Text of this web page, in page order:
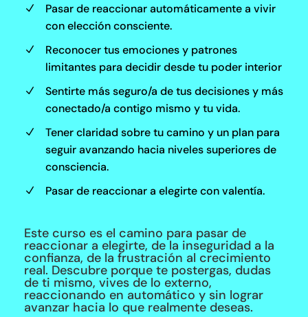
N
Pasar de reaccionar automáticamente a vivir
con elección consciente.
N
Reconocer tus emociones y patrones
limitantes para decidir desde tu poder interior
N
Sentirte más seguro/a de tus decisiones y más
conectado/a contigo mismo y tu vida.
N
Tener claridad sobre tu camino y un plan para
seguir avanzando hacia niveles superiores de
consciencia.
N Pasar de reaccionar a elegirte con valentía.
Este curso es el camino para pasar de
reaccionar a elegirte, de la inseguridad a la
confianza, de la frustración al crecimiento
real. Descubre porque te postergas, dudas
de ti mismo, vives de lo externo,
reaccionando en automático y sin lograr
avanzar hacia lo que realmente deseas.